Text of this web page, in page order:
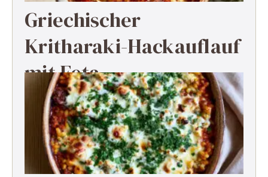
Griechischer
Kritharaki-Hackauflauf
mit Feta